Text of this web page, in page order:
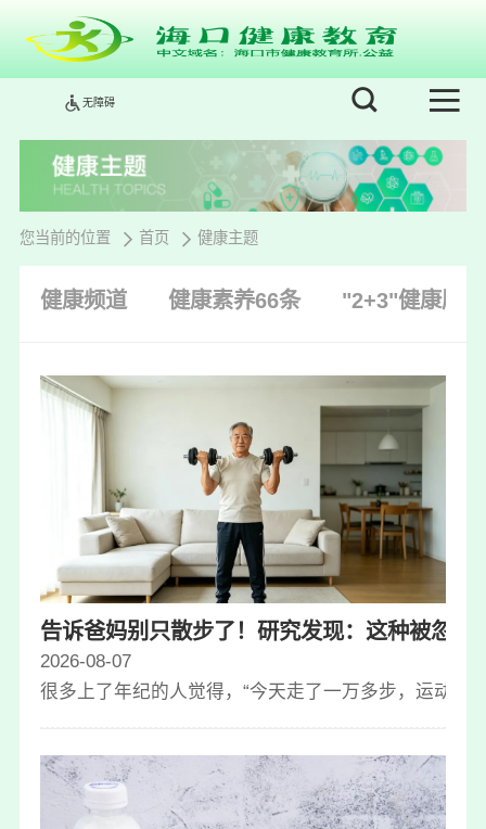
无障碍
您当前的位置 首页 健康主题
健康频道 健康素养66条 "2+3"健康服务
告诉爸妈别只散步了！研究发现：这种被忽视
2026-08-07
很多上了年纪的人觉得，“今天走了一万多步，运动就